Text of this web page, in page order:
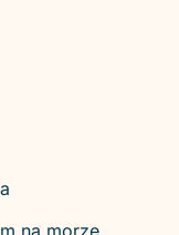
na morze